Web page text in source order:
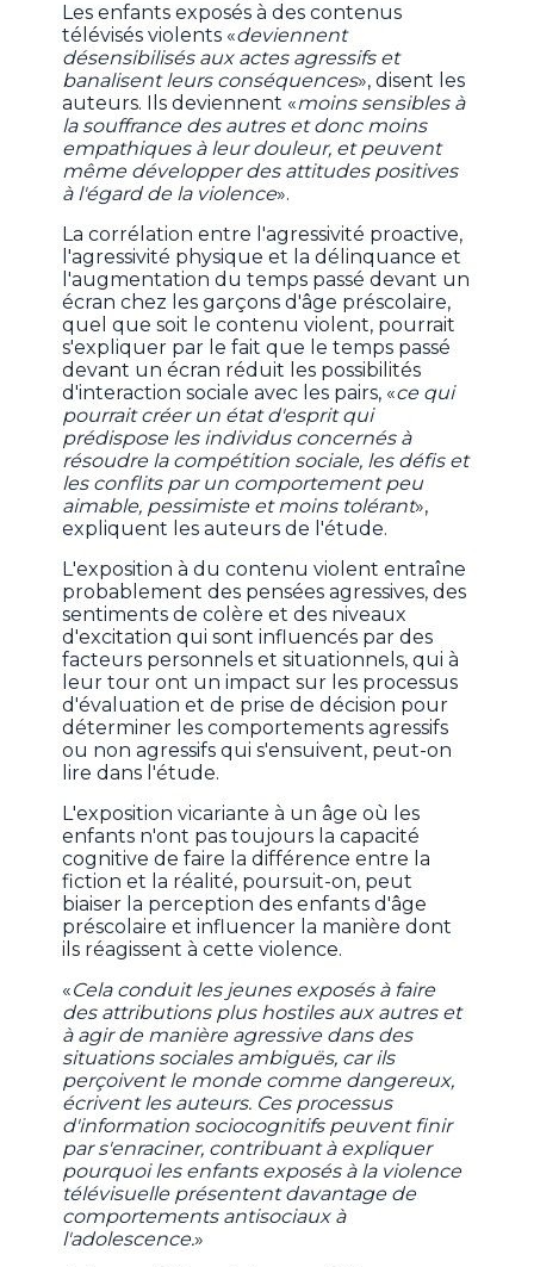
Les enfants exposés à des contenus
télévisés violents «deviennent
désensibilisés aux actes agressifs et
banalisent leurs conséquences», disent les
auteurs. Ils deviennent «moins sensibles à
la souffrance des autres et donc moins
empathiques à leur douleur, et peuvent
même développer des attitudes positives
à l'égard de la violence».
La corrélation entre l'agressivité proactive,
l'agressivité physique et la délinquance et
l'augmentation du temps passé devant un
écran chez les garçons d'âge préscolaire,
quel que soit le contenu violent, pourrait
s'expliquer par le fait que le temps passé
devant un écran réduit les possibilités
d'interaction sociale avec les pairs, «ce qui
pourrait créer un état d'esprit qui
prédispose les individus concernés à
résoudre la compétition sociale, les défis et
les conflits par un comportement peu
aimable, pessimiste et moins tolérant»,
expliquent les auteurs de l'étude.
L'exposition à du contenu violent entraîne
probablement des pensées agressives, des
sentiments de colère et des niveaux
d'excitation qui sont influencés par des
facteurs personnels et situationnels, qui à
leur tour ont un impact sur les processus
d'évaluation et de prise de décision pour
déterminer les comportements agressifs
ou non agressifs qui s'ensuivent, peut-on
lire dans l'étude.
L'exposition vicariante à un âge où les
enfants n'ont pas toujours la capacité
cognitive de faire la différence entre la
fiction et la réalité, poursuit-on, peut
biaiser la perception des enfants d'âge
préscolaire et influencer la manière dont
ils réagissent à cette violence.
«Cela conduit les jeunes exposés à faire
des attributions plus hostiles aux autres et
à agir de manière agressive dans des
situations sociales ambiguës, car ils
perçoivent le monde comme dangereux,
écrivent les auteurs. Ces processus
d'information sociocognitifs peuvent finir
par s'enraciner, contribuant à expliquer
pourquoi les enfants exposés à la violence
télévisuelle présentent davantage de
comportements antisociaux à
l'adolescence.»